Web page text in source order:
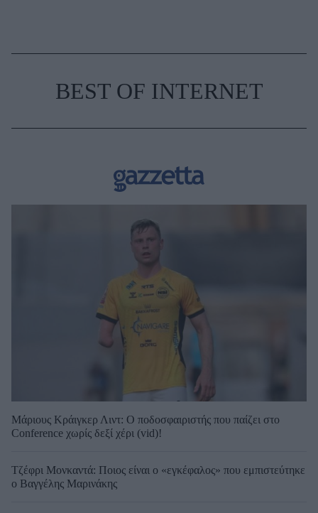
BEST OF INTERNET
Μάριους Κράιγκερ Λιντ: Ο ποδοσφαιριστής που παίζει στο
Conference χωρίς δεξί χέρι (vid)!
Τζέφρι Μονκαντά: Ποιος είναι ο «εγκέφαλος» που εμπιστεύτηκε
ο Βαγγέλης Μαρινάκης